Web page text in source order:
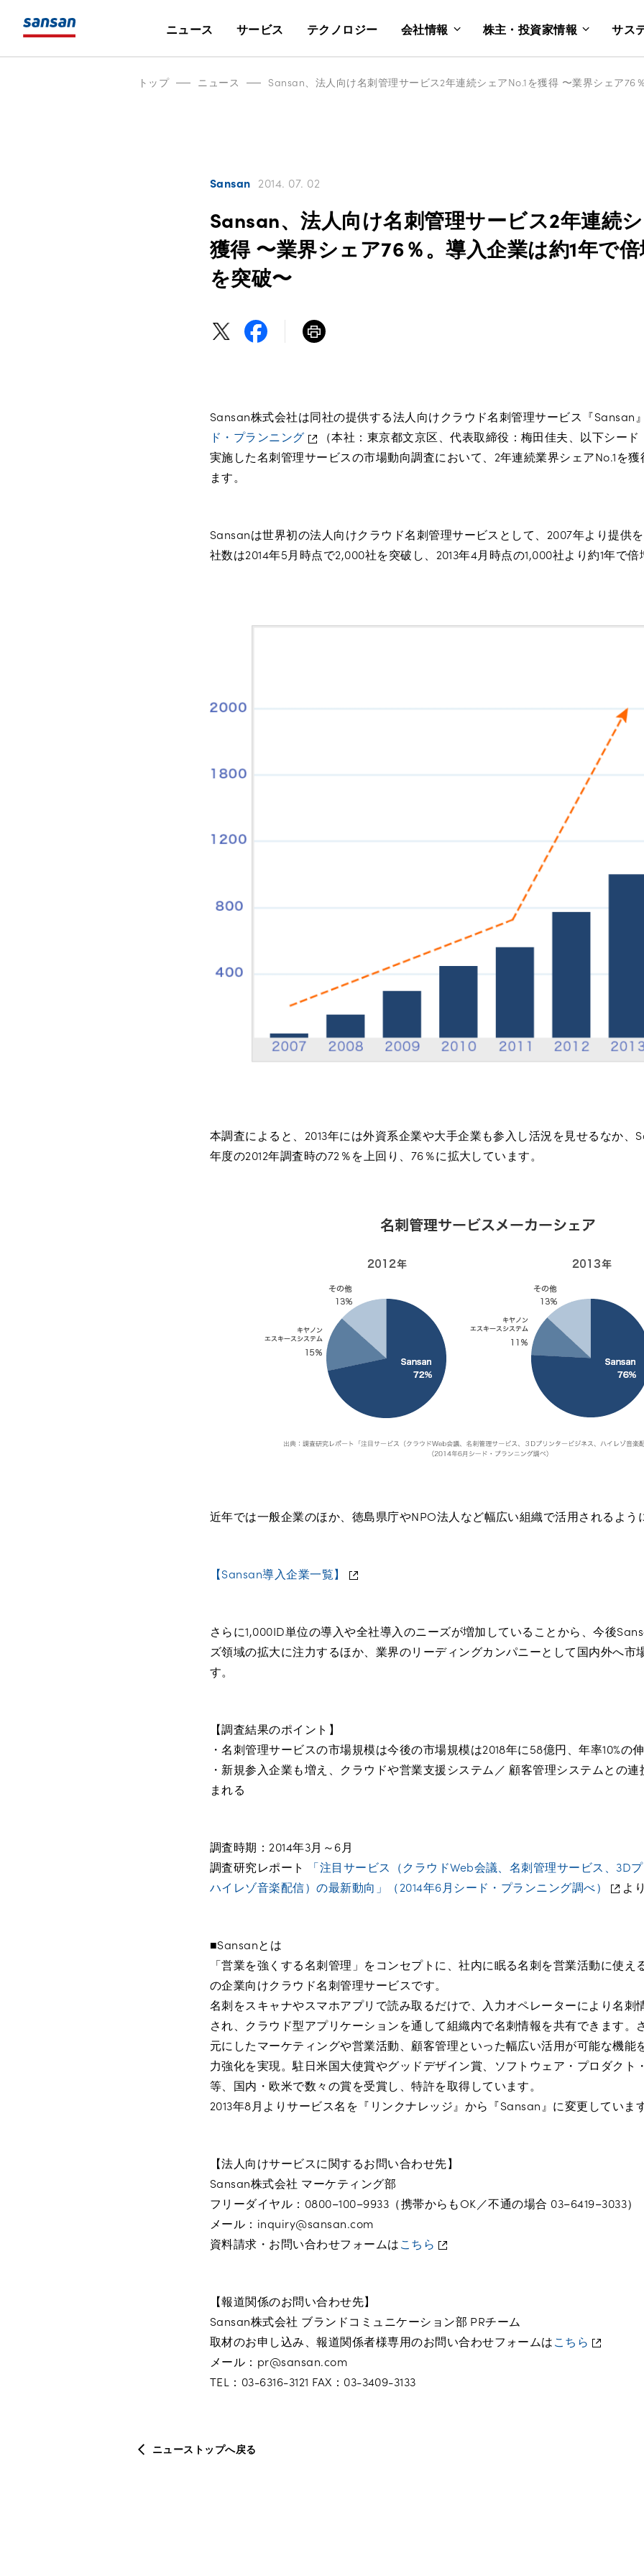
ニュース サービス テクノロジー 会社情報 株主・投資家情報 サス
トップ ニュース
Sansan 2014. 07. 02
Sansan、法人向け名刺管理サービス2年連続
獲得 〜業界シェア76％。導入企業は約1年で
を突破〜
Sansan株式会社は同社の提供する法人向けクラウド名刺管理サービス『Sansan
ド・プランニング
（本社：東京都文京区、代表取締役：梅田佳夫、以下シー
実施した名刺管理サービスの市場動向調査において、2年連続業界シェアNo.1を
ます。
Sansanは世界初の法人向けクラウド名刺管理サービスとして、2007年より提供
社数は2014年5月時点で2,000社を突破し、2013年4月時点の1,000社より約1年で倍
本調査によると、2013年には外資系企業や大手企業も参入し活況を見せるなか、
年度の2012年調査時の72％を上回り、76％に拡大しています。
近年では一般企業のほか、徳島県庁やNPO法人など幅広い組織で活用されるよう
【Sansan導入企業一覧】
さらに1,000ID単位の導入や全社導入のニーズが増加していることから、今後
ズ領域の拡大に注力するほか、業界のリーディングカンパニーとして国内外へ市
す。
【調査結果のポイント】
・名刺管理サービスの市場規模は今後の市場規模は2018年に58億円、年率10%の
・新規参入企業も増え、クラウドや営業支援システム／ 顧客管理システムとの
まれる
調査時期：2014年3月～6月
調査研究レポート
「注目サービス（クラウドWeb会議、名刺管理サービス、3Dプ
ハイレゾ音楽配信）の最新動向」（2014年6月シード・プランニング調べ）
より
■Sansanとは
「営業を強くする名刺管理」をコンセプトに、社内に眠る名刺を営業活動に使え
の企業向けクラウド名刺管理サービスです。
名刺をスキャナやスマホアプリで読み取るだけで、入力オペレーターにより名刺
され、クラウド型アプリケーションを通して組織内で名刺情報を共有できます。
元にしたマーケティングや営業活動、顧客管理といった幅広い活用が可能な機能
力強化を実現。駐日米国大使賞やグッドデザイン賞、ソフトウェア・プロダクト
等、国内・欧米で数々の賞を受賞し、特許を取得しています。
2013年8月よりサービス名を『リンクナレッジ』から『Sansan』に変更しています
【法人向けサービスに関するお問い合わせ先】
Sansan株式会社 マーケティング部
フリーダイヤル：0800−100−9933（携帯からもOK／不通の場合 03−6419−3033）
メール：inquiry@sansan.com
資料請求・お問い合わせフォームはこちら
【報道関係のお問い合わせ先】
Sansan株式会社 ブランドコミュニケーション部 PRチーム
取材のお申し込み、報道関係者様専用のお問い合わせフォームはこちら
メール：pr@sansan.com
TEL：03-6316-3121 FAX：03-3409-3133
ニューストップへ戻る